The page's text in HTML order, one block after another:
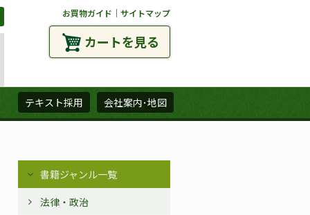
お買物ガイド ｜ サイトマップ
カートを見る
テキスト採用 会社案内･地図
書籍ジャンル一覧
法律・政治